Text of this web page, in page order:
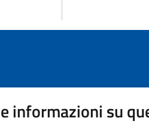
informazioni su